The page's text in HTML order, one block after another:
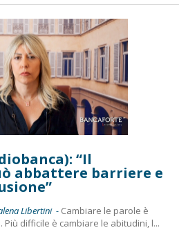
“Il
abbattere barriere e
Libertini - Cambiare le parole è
difficile è cambiare le abitudini, l...